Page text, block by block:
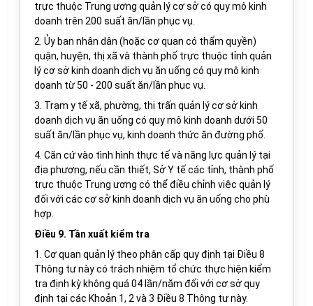
trực thuộc Trung ương quản lý cơ sở có quy mô kinh
doanh trên 200 suất ăn/lần phục vụ.
2. Ủy ban nhân dân (hoặc cơ quan có thẩm quyền)
quận, huyện, thị xã và thành phố trực thuộc tỉnh quản
lý cơ sở kinh doanh dịch vụ ăn uống có quy mô kinh
doanh từ 50 - 200 suất ăn/lần phục vụ.
3. Trạm y tế xã, phường, thị trấn quản lý cơ sở kinh
doanh dịch vụ ăn uống có quy mô kinh doanh dưới 50
suất ăn/lần phục vụ, kinh doanh thức ăn đường phố.
4. Căn cứ vào tình hình thực tế và năng lực quản lý tại
địa phương, nếu cần thiết, Sở Y tế các tỉnh, thành phố
trực thuộc Trung ương có thể điều chỉnh việc quản lý
đối với các cơ sở kinh doanh dịch vụ ăn uống cho phù
hợp.
Điều 9. Tần xuất kiểm tra
1. Cơ quan quản lý theo phân cấp quy định tại Điều 8
Thông tư này có trách nhiệm tổ chức thực hiện kiểm
tra định kỳ không quá 04 lần/năm đối với cơ sở quy
định tại các Khoản 1, 2 và 3 Điều 8 Thông tư này.